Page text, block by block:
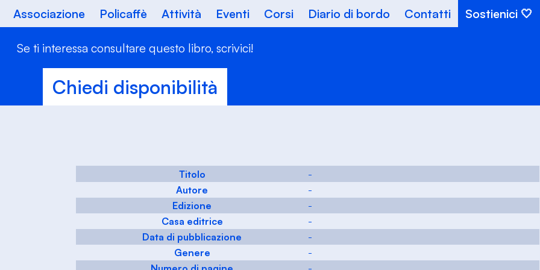
Associazione Policaffè Attività Eventi Corsi Diario di bordo Contatti Sostienici
Se ti interessa consultare questo libro, scrivici!
Chiedi disponibilità
Titolo
-
Autore
-
Edizione
-
Casa editrice
-
Data di pubblicazione
-
Genere
-